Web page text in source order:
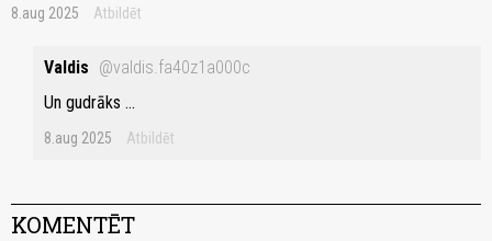
8.aug 2025 Atbildēt
Valdis @valdis.fa40z1a000c
Un gudrāks ...
8.aug 2025 Atbildēt
KOMENTĒT